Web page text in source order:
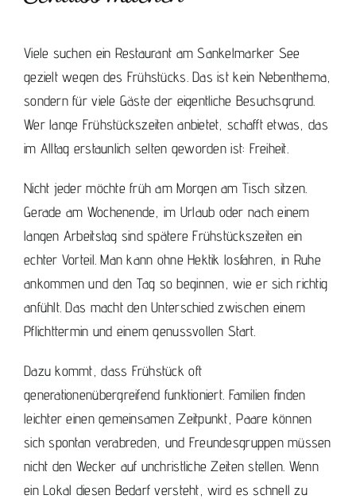
Viele suchen ein Restaurant am Sankelmarker See
gezielt wegen des Frühstücks. Das ist kein Nebenthema,
sondern für viele Gäste der eigentliche Besuchsgrund.
Wer lange Frühstückszeiten anbietet, schafft etwas, das
im Alltag erstaunlich selten geworden ist: Freiheit.
Nicht jeder möchte früh am Morgen am Tisch sitzen.
Gerade am Wochenende, im Urlaub oder nach einem
langen Arbeitstag sind spätere Frühstückszeiten ein
echter Vorteil. Man kann ohne Hektik losfahren, in Ruhe
ankommen und den Tag so beginnen, wie er sich richtig
anfühlt. Das macht den Unterschied zwischen einem
Pflichttermin und einem genussvollen Start.
Dazu kommt, dass Frühstück oft
generationenübergreifend funktioniert. Familien finden
leichter einen gemeinsamen Zeitpunkt, Paare können
sich spontan verabreden, und Freundesgruppen müssen
nicht den Wecker auf unchristliche Zeiten stellen. Wenn
ein Lokal diesen Bedarf versteht, wird es schnell zu